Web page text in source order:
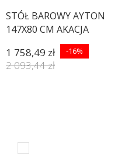
STÓŁ BAROWY AYTON
147X80 CM AKACJA
1 758,49 zł -16%
2 093,44 zł